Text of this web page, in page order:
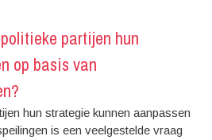
partijen hun
op basis van
hun strategie kunnen aanpassen
is een veelgestelde vraag